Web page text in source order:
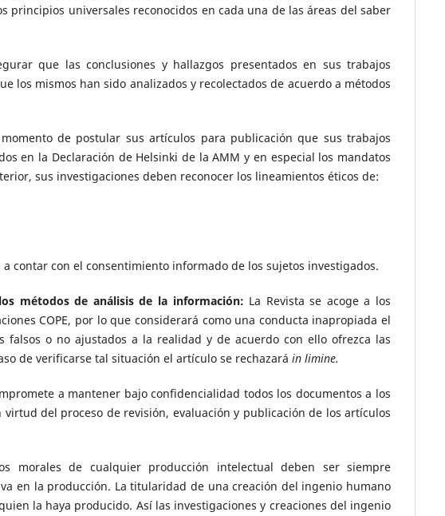
principios universales reconocidos en cada una de las áreas del saber
que las conclusiones y hallazgos presentados en sus trabajos
los mismos han sido analizados y recolectados de acuerdo a métodos
de postular sus artículos para publicación que sus trabajos
en la Declaración de Helsinki de la AMM y en especial los mandatos
sus investigaciones deben reconocer los lineamientos éticos de:
contar con el consentimiento informado de los sujetos investigados.
métodos de análisis de la información: La Revista se acoge a los
COPE, por lo que considerará como una conducta inapropiada el
o no ajustados a la realidad y de acuerdo con ello ofrezca las
de verificarse tal situación el artículo se rechazará in limine.
a mantener bajo confidencialidad todos los documentos a los
del proceso de revisión, evaluación y publicación de los artículos
morales de cualquier producción intelectual deben ser siempre
en la producción. La titularidad de una creación del ingenio humano
la haya producido. Así las investigaciones y creaciones del ingenio